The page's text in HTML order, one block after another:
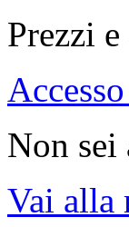
Prezzi
Non sei
Vai alla